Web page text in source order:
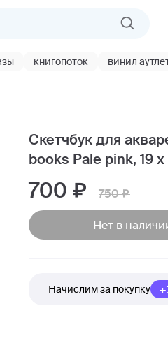
книгопоток винил
Скетчбук для
books Pale pink, 19 х
700 750
Нет в
Начислим за покупку